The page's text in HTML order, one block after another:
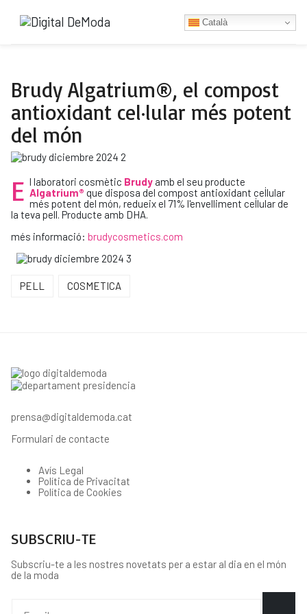
Type 2 or more characters for
Català
Brudy Algatrium®, el compost
antioxidant cel·lular més potent
del món
E l laboratori cosmètic Brudy amb el seu producte
Algatrium® que disposa del compost antioxidant cel·lular
més potent del món, redueix el 71% l'envelliment cel·lular de
la teva pell. Producte amb DHA.
més informació: brudycosmetics.com
PELL COSMETICA
prensa@digitaldemoda.cat
Formulari de contacte
Avís Legal
Política de Privacitat
Política de Cookies
SUBSCRIU-TE
Subscriu-te a les nostres novetats per a estar al dia en el món
de la moda